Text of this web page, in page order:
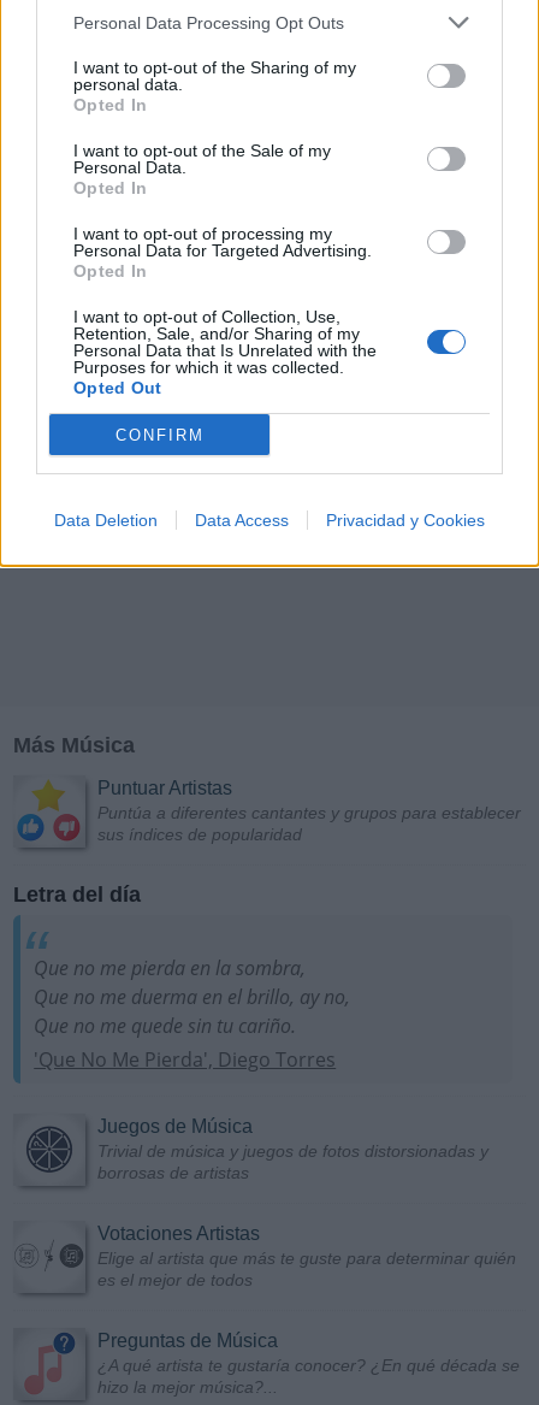
Personal Data Processing Opt Outs
I want to opt-out of the Sharing of my
personal data.
Opted In
I want to opt-out of the Sale of my
Personal Data.
Opted In
I want to opt-out of processing my
Personal Data for Targeted Advertising.
Opted In
I want to opt-out of Collection, Use,
Retention, Sale, and/or Sharing of my
Personal Data that Is Unrelated with the
Purposes for which it was collected.
Opted Out
CONFIRM
Data Deletion Data Access Privacidad y Cookies
Añadir un comentario ...
tus noches de astronomía. 🪐🎸 Desconecta, mira
esta colección para tu próxima noche estrellada!
✨⭐
Letras Top Artistas Playlists
B C
N O P Q R S T U W
Más Música
Puntuar Artistas
Puntúa a diferentes cantantes y grupos para establecer
sus índices de popularidad
Letra del día
Que no me pierda en la sombra,
Que no me duerma en el brillo, ay no,
Que no me quede sin tu cariño.
'Que No Me Pierda', Diego Torres
Juegos de Música
Trivial de música y juegos de fotos distorsionadas y
borrosas de artistas
Votaciones Artistas
Elige al artista que más te guste para determinar quién
es el mejor de todos
Preguntas de Música
¿A qué artista te gustaría conocer? ¿En qué década se
hizo la mejor música?...